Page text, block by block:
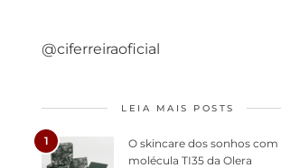
@ciferreiraoficial
LEIA MAIS POSTS
1
O skincare dos sonhos com
molécula TI35 da Olera